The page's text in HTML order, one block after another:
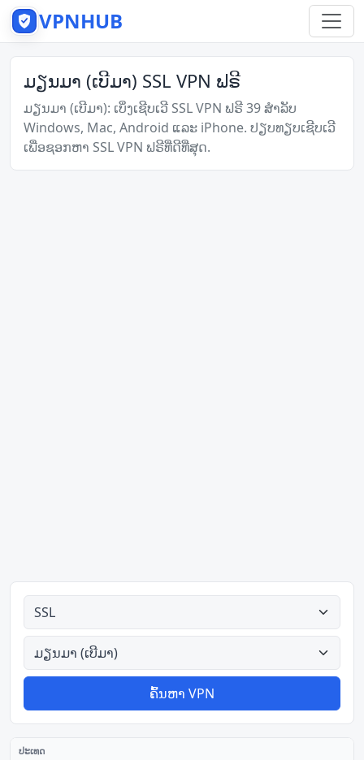
VPNHUB
ມຽນມາ (ເບີມາ) SSL VPN ຟຣີ
ມຽນມາ (ເບີມາ): ເບິ່ງເຊີບເວີ SSL VPN ຟຣີ 39 ສຳລັບ
Windows, Mac, Android ແລະ iPhone. ປຽບທຽບເຊີບເວີ
ເພື່ອຊອກຫາ SSL VPN ຟຣີທີ່ດີທີ່ສຸດ.
ປະເພດທັງໝົດ
ປະເທດທັງໝົດ
ຄົ້ນຫາ VPN